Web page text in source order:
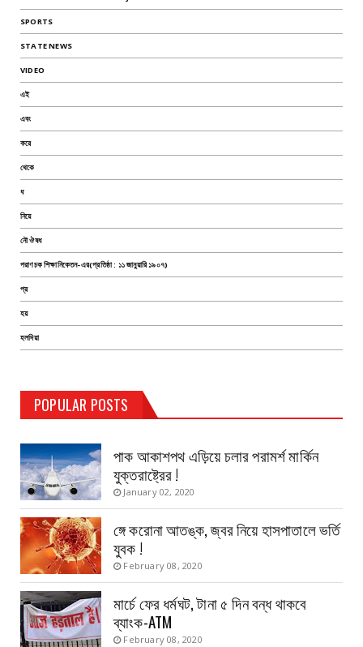
SPORTS
STATE NEWS
VIDEO
এই
এবং
করে
থেকে
ধ
নিয়ে
নৌ ঔষধ
পরাণচক শিক্ষানিকেতন-এর(প্রতিষ্ঠা : ১১ জানুয়ারি ১৯০৭)
প্র
হয়
হলদিয়া
POPULAR POSTS
TEST PAGE
August 14, 2019
পাক আকাশপথ এড়িয়ে চলার পরামর্শ মার্কিন
যুক্তরাষ্ট্রের !
January 02, 2020
ঙ্গে করোনা আতঙ্ক, জ্বর নিয়ে হাসপাতালে ভর্তি
যুবক !
February 08, 2020
মার্চে ফের ধর্মঘট, টানা ৫ দিন বন্ধ থাকবে
ব্যাংক-ATM
February 08, 2020